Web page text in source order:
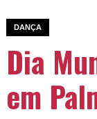
DANÇA
Dia
em